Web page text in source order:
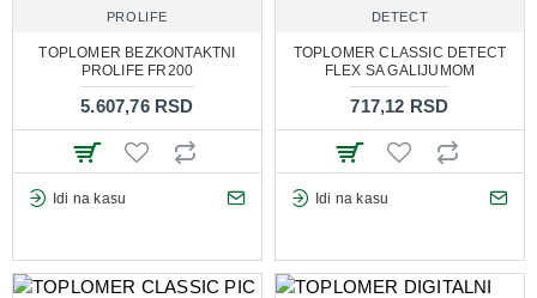
PROLIFE
TOPLOMER BEZKONTAKTNI
PROLIFE FR200
5.607,76 RSD
Idi na kasu
DETECT
TOPLOMER CLASSIC DETECT
FLEX SA GALIJUMOM
717,12 RSD
Idi na kasu